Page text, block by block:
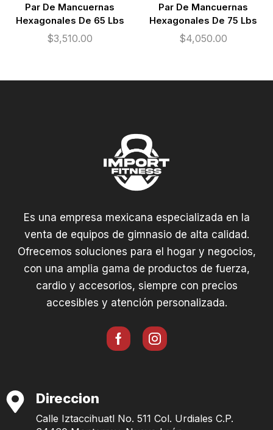
Par De Mancuernas
Hexagonales De 65 Lbs
$3,510.00
Par De Mancuernas
Hexagonales De 75 Lbs
$4,050.00
Es una empresa mexicana especializada en la
venta de equipos de gimnasio de alta calidad.
Ofrecemos soluciones para el hogar y negocios,
con una amplia gama de productos de fuerza,
cardio y accesorios, siempre con precios
accesibles y atención personalizada.
Direccion
Calle Iztaccihuatl No. 511 Col. Urdiales C.P.